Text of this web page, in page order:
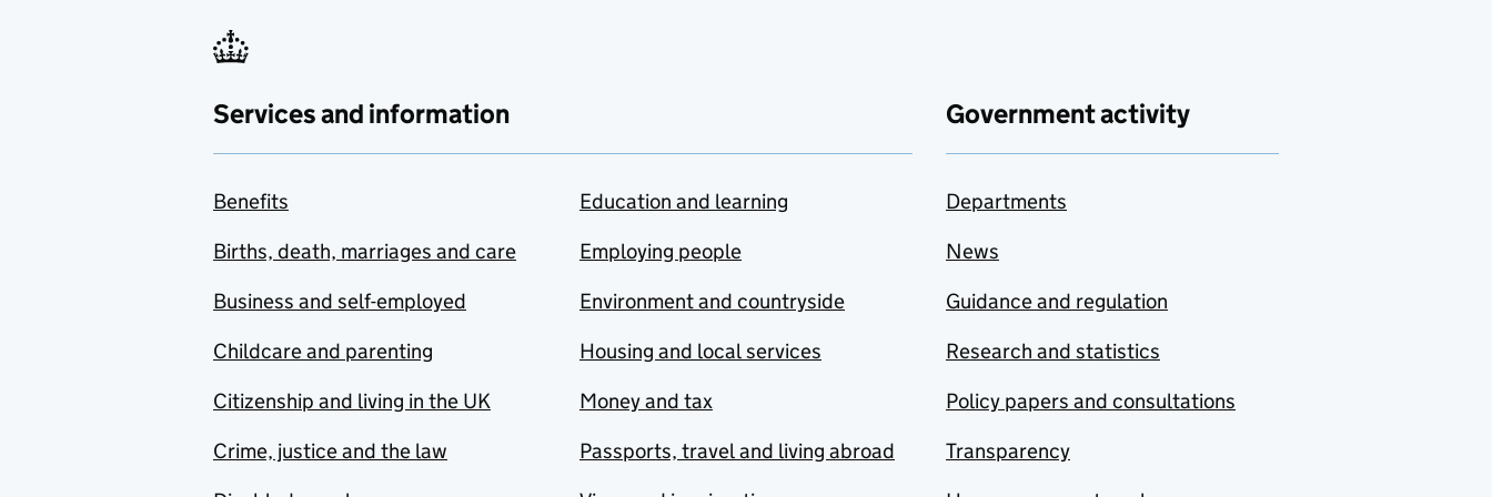
Services and information
Benefits
Births, death, marriages and care
Business and self-employed
Childcare and parenting
Citizenship and living in the UK
Crime, justice and the law
Education and learning
Employing people
Environment and countryside
Housing and local services
Money and tax
Passports, travel and living abroad
Government activity
Departments
News
Guidance and regulation
Research and statistics
Policy papers and consultations
Transparency